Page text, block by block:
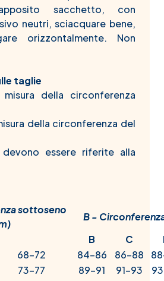
sacchetto, con
neutri, sciacquare bene,
orizzontalmente. Non
taglie
della circonferenza
della circonferenza del
essere riferite alla
sottoseno
B -
B C
68-72 84-86 86-88
73-77 89-91 91-93